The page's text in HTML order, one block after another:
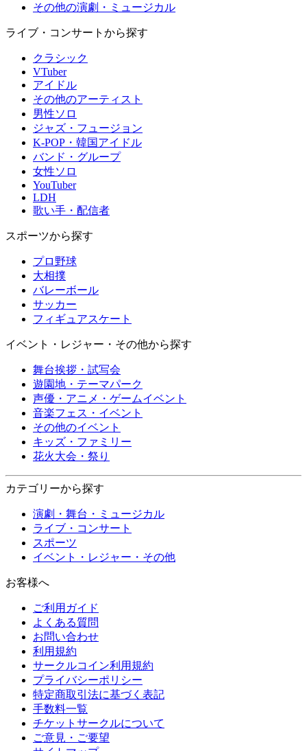
その他の演劇・ミュージカル
ライブ・コンサートから探す
クラシック
VTuber
アイドル
その他のアーティスト
男性ソロ
ジャズ・フュージョン
K-POP・韓国アイドル
バンド・グループ
女性ソロ
YouTuber
LDH
歌い手・配信者
スポーツから探す
プロ野球
大相撲
バレーボール
サッカー
フィギュアスケート
イベント・レジャー・その他から探す
舞台挨拶・試写会
遊園地・テーマパーク
声優・アニメ・ゲームイベント
音楽フェス・イベント
その他のイベント
キッズ・ファミリー
花火大会・祭り
カテゴリーから探す
演劇・舞台・ミュージカル
ライブ・コンサート
スポーツ
イベント・レジャー・その他
お客様へ
ご利用ガイド
よくある質問
お問い合わせ
利用規約
サークルコイン利用規約
プライバシーポリシー
特定商取引法に基づく表記
手数料一覧
チケットサークルについて
ご意見・ご要望